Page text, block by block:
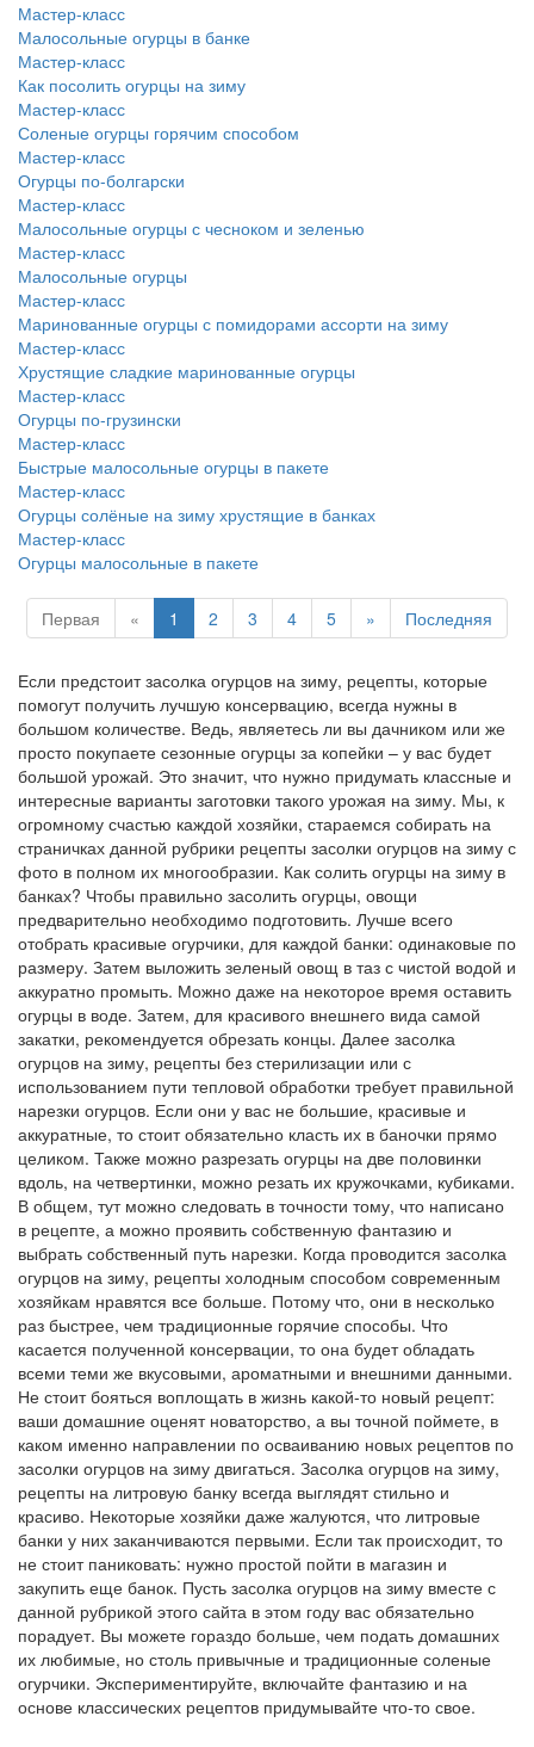
Мастер-класс
Малосольные огурцы в банке
Мастер-класс
Как посолить огурцы на зиму
Мастер-класс
Соленые огурцы горячим способом
Мастер-класс
Огурцы по-болгарски
Мастер-класс
Малосольные огурцы с чесноком и зеленью
Мастер-класс
Малосольные огурцы
Мастер-класс
Маринованные огурцы с помидорами ассорти на зиму
Мастер-класс
Хрустящие сладкие маринованные огурцы
Мастер-класс
Огурцы по-грузински
Мастер-класс
Быстрые малосольные огурцы в пакете
Мастер-класс
Огурцы солёные на зиму хрустящие в банках
Мастер-класс
Огурцы малосольные в пакете
Первая « 1 2 3 4 5 » Последняя
Если предстоит засолка огурцов на зиму, рецепты, которые
помогут получить лучшую консервацию, всегда нужны в
большом количестве. Ведь, являетесь ли вы дачником или же
просто покупаете сезонные огурцы за копейки – у вас будет
большой урожай. Это значит, что нужно придумать классные и
интересные варианты заготовки такого урожая на зиму. Мы, к
огромному счастью каждой хозяйки, стараемся собирать на
страничках данной рубрики рецепты засолки огурцов на зиму с
фото в полном их многообразии. Как солить огурцы на зиму в
банках? Чтобы правильно засолить огурцы, овощи
предварительно необходимо подготовить. Лучше всего
отобрать красивые огурчики, для каждой банки: одинаковые по
размеру. Затем выложить зеленый овощ в таз с чистой водой и
аккуратно промыть. Можно даже на некоторое время оставить
огурцы в воде. Затем, для красивого внешнего вида самой
закатки, рекомендуется обрезать концы. Далее засолка
огурцов на зиму, рецепты без стерилизации или с
использованием пути тепловой обработки требует правильной
нарезки огурцов. Если они у вас не большие, красивые и
аккуратные, то стоит обязательно класть их в баночки прямо
целиком. Также можно разрезать огурцы на две половинки
вдоль, на четвертинки, можно резать их кружочками, кубиками.
В общем, тут можно следовать в точности тому, что написано
в рецепте, а можно проявить собственную фантазию и
выбрать собственный путь нарезки. Когда проводится засолка
огурцов на зиму, рецепты холодным способом современным
хозяйкам нравятся все больше. Потому что, они в несколько
раз быстрее, чем традиционные горячие способы. Что
касается полученной консервации, то она будет обладать
всеми теми же вкусовыми, ароматными и внешними данными.
Не стоит бояться воплощать в жизнь какой-то новый рецепт:
ваши домашние оценят новаторство, а вы точной поймете, в
каком именно направлении по осваиванию новых рецептов по
засолки огурцов на зиму двигаться. Засолка огурцов на зиму,
рецепты на литровую банку всегда выглядят стильно и
красиво. Некоторые хозяйки даже жалуются, что литровые
банки у них заканчиваются первыми. Если так происходит, то
не стоит паниковать: нужно простой пойти в магазин и
закупить еще банок. Пусть засолка огурцов на зиму вместе с
данной рубрикой этого сайта в этом году вас обязательно
порадует. Вы можете гораздо больше, чем подать домашних
их любимые, но столь привычные и традиционные соленые
огурчики. Экспериментируйте, включайте фантазию и на
основе классических рецептов придумывайте что-то свое.